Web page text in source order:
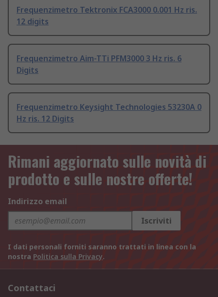
Frequenzimetro Tektronix FCA3000 0.001 Hz ris.
12 digits
Frequenzimetro Aim-TTi PFM3000 3 Hz ris. 6
Digits
Frequenzimetro Keysight Technologies 53230A 0
Hz ris. 12 Digits
Rimani aggiornato sulle novità di
prodotto e sulle nostre offerte!
Indirizzo email
Iscriviti
I dati personali forniti saranno trattati in linea con la
nostra Politica sulla Privacy.
Contattaci